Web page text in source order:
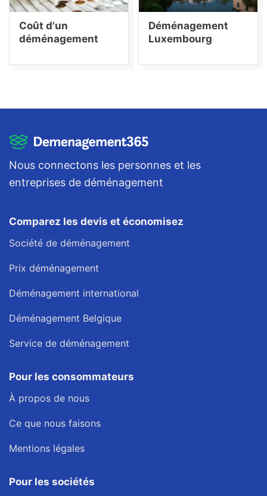
Coût d'un
déménagement
Déménagement
Luxembourg
Nous connectons les personnes et les
entreprises de déménagement
Comparez les devis et économisez
Société de déménagement
Prix déménagement
Déménagement international
Déménagement Belgique
Service de déménagement
Pour les consommateurs
À propos de nous
Ce que nous faisons
Mentions légales
Pour les sociétés